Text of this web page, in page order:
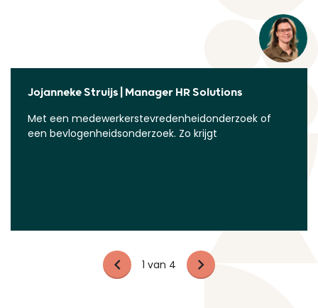
Jojanneke Struijs | Manager HR Solutions
Met een medewerkerstevredenheidonderzoek of
een bevlogenheidsonderzoek. Zo krijgt u inzicht in de
1 van 4